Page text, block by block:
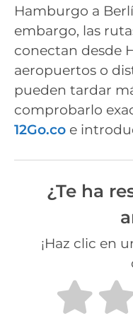
Hamburgo a
embargo, las
conectan desde
aeropuertos o
pueden tardar
comprobarlo
12Go.co e
¿Te ha
¡Haz clic en